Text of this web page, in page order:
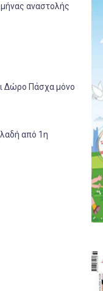
αναστολής
Δώρο Πάσχα μόνο
από 1η